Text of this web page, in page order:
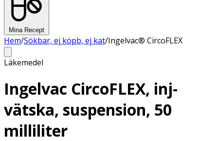
Mina Recept
Hem/Sökbar, ej köpb, ej kat/Ingelvac® CircoFLEX
Läkemedel
Ingelvac CircoFLEX, inj-
vätska, suspension, 50
milliliter